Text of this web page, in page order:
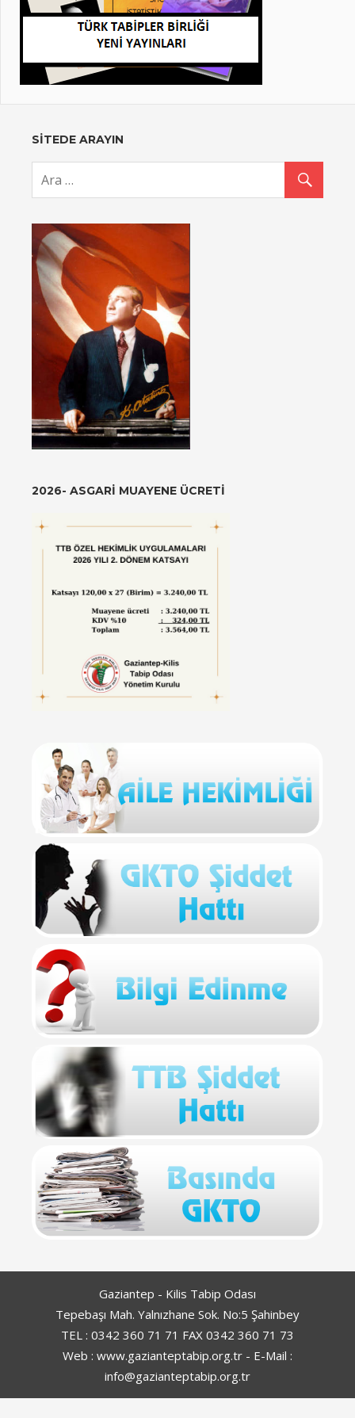
SİTEDE ARAYIN
2026- ASGARI MUAYENE ÜCRETI
Gaziantep - Kilis Tabip Odası
Tepebaşı Mah. Yalnızhane Sok. No:5 Şahinbey
TEL : 0342 360 71 71 FAX 0342 360 71 73
Web : www.gazianteptabip.org.tr - E-Mail :
info@gazianteptabip.org.tr